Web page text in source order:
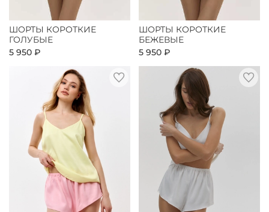
ШОРТЫ КОРОТКИЕ
ГОЛУБЫЕ
5 950 ₽
ШОРТЫ КОРОТКИЕ
БЕЖЕВЫЕ
5 950 ₽